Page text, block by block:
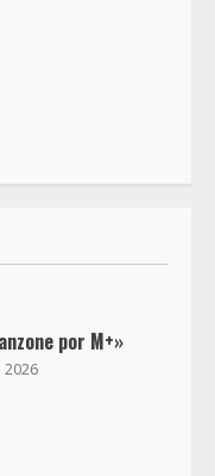
por M+»
2026